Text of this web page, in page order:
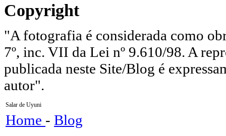
Copyright
"A fotografia é considerada como
7º, inc. VII da Lei nº 9.610/98. A
publicada neste Site/Blog é
autor".
Salar de Uyuni
Home - Blog